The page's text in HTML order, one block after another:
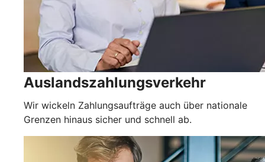
Auslandszahlungsverkehr
Wir wickeln Zahlungsaufträge auch über nationale
Grenzen hinaus sicher und schnell ab.